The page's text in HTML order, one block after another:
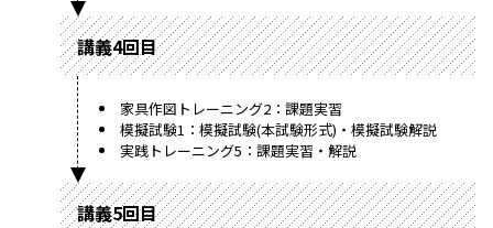
講義4回目
家具作図トレーニング2：課題実習
模擬試験1：模擬試験(本試験形式)・模擬試験解説
実践トレーニング5：課題実習・解説
講義5回目